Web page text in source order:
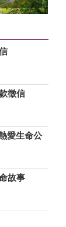
徵信
愛生命公
故事